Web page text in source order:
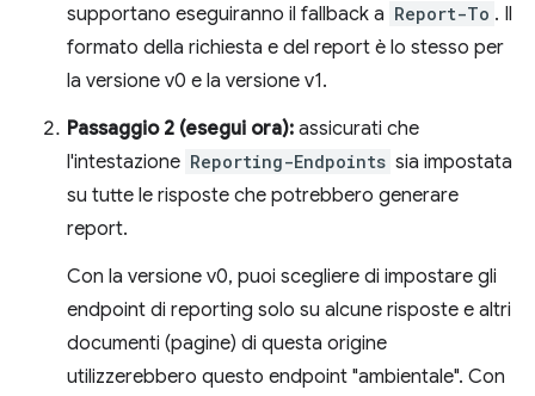
supportano eseguiranno il fallback a Report-To . Il
formato della richiesta e del report è lo stesso per
la versione v0 e la versione v1.
Passaggio 2 (esegui ora): assicurati che
l'intestazione Reporting-Endpoints sia impostata
su tutte le risposte che potrebbero generare
report.
Con la versione v0, puoi scegliere di impostare gli
endpoint di reporting solo su alcune risposte e altri
documenti (pagine) di questa origine
utilizzerebbero questo endpoint "ambientale". Con